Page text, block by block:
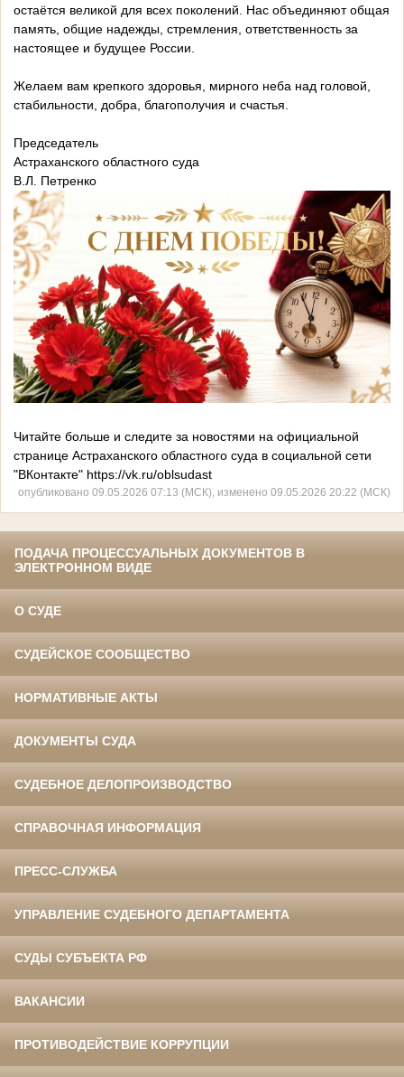
остаётся великой для всех поколений. Нас объединяют общая
память, общие надежды, стремления, ответственность за
настоящее и будущее России.
Желаем вам крепкого здоровья, мирного неба над головой,
стабильности, добра, благополучия и счастья.
Председатель
Астраханского областного суда
В.Л. Петренко
Читайте больше и следите за новостями на официальной
странице Астраханского областного суда в социальной сети
"ВКонтакте" https://vk.ru/oblsudast
опубликовано 09.05.2026 07:13 (МСК), изменено 09.05.2026 20:22 (МСК)
ПОДАЧА ПРОЦЕССУАЛЬНЫХ ДОКУМЕНТОВ В
ЭЛЕКТРОННОМ ВИДЕ
О СУДЕ
СУДЕЙСКОЕ СООБЩЕСТВО
НОРМАТИВНЫЕ АКТЫ
ДОКУМЕНТЫ СУДА
СУДЕБНОЕ ДЕЛОПРОИЗВОДСТВО
СПРАВОЧНАЯ ИНФОРМАЦИЯ
ПРЕСС-СЛУЖБА
УПРАВЛЕНИЕ СУДЕБНОГО ДЕПАРТАМЕНТА
СУДЫ СУБЪЕКТА РФ
ВАКАНСИИ
ПРОТИВОДЕЙСТВИЕ КОРРУПЦИИ